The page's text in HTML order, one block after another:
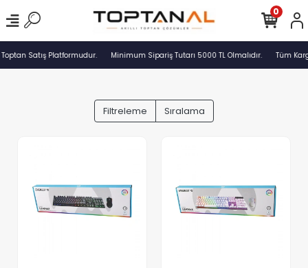
Satış Platformudur. Minimum Sipariş Tutarı 5000 TL Olmalıdır. Tüm
0
Filtreleme Sıralama